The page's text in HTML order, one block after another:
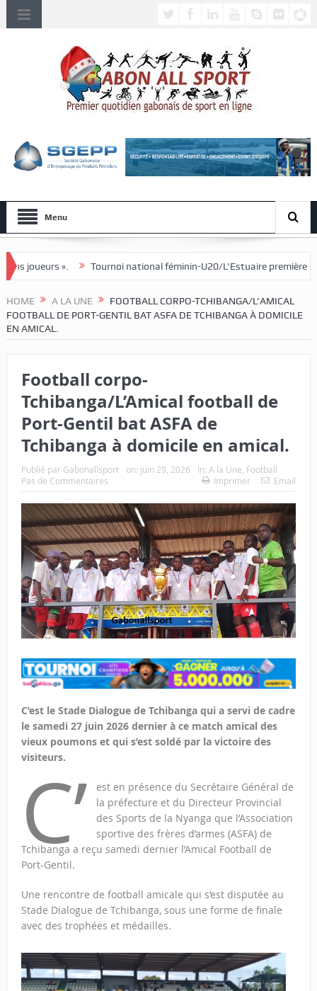
Menu
Tournoi national féminin-U20/L’Estuaire première équipe
HOME A LA UNE
FOOTBALL CORPO-TCHIBANGA/L’AMICAL
FOOTBALL DE PORT-GENTIL BAT ASFA DE TCHIBANGA À DOMICILE
EN AMICAL.
Football corpo-
Tchibanga/L’Amical football de
Port-Gentil bat ASFA de
Tchibanga à domicile en amical.
Publié par Gabonallsport on: juin 29, 2026 In: A la Une Football
Pas de Commentaires
Imprimer Email
C’est le Stade Dialogue de Tchibanga qui a servi de cadre
le samedi 27 juin 2026 dernier à ce match amical des
vieux poumons et qui s’est soldé par la victoire des
visiteurs.
C’
est en présence du Secrétaire Général de
la préfecture et du Directeur Provincial
des Sports de la Nyanga que l’Association
sportive des frères d’armes (ASFA) de
Tchibanga a reçu samedi dernier l’Amical Football de
Port-Gentil.
Une rencontre de football amicale qui s’est disputée au
Stade Dialogue de Tchibanga, sous une forme de finale
avec des trophées et médailles.